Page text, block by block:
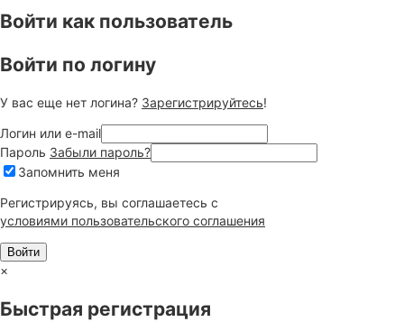
Войти как пользователь
Войти по логину
У вас еще нет логина? Зарегистрируйтесь!
Логин или e-mail
Пароль Забыли пароль?
Запомнить меня
Регистрируясь, вы соглашаетесь c
условиями пользовательского соглашения
×
Быстрая регистрация